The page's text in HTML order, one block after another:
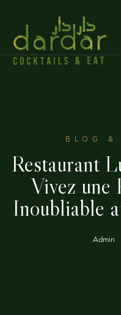
BLOG &
Restaurant
Vivez une
Inoubliable
Admin